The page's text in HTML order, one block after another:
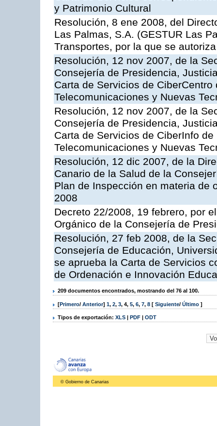
y Patrimonio Cultural
Resolución, 8 ene 2008, del
Las Palmas, S.A. (GESTUR Las
Transportes, por la que se
Resolución, 12 nov 2007, de la
Consejería de Presidencia,
Carta de Servicios de
Telecomunicaciones y Nuevas
Resolución, 12 nov 2007, de la
Consejería de Presidencia,
Carta de Servicios de CiberInfo
Telecomunicaciones y Nuevas
Resolución, 12 dic 2007, de la
Canario de la Salud de la
Plan de Inspección en materia de
2008
Decreto 22/2008, 19 febrero, por
Orgánico de la Consejería de
Resolución, 27 feb 2008, de la
Consejería de Educación,
se aprueba la Carta de Servicios
de Ordenación e Innovación
209 documentos encontrados, mostrando del 76 al 100.
[Primero/ Anterior] 1, 2, 3, 4, 5, 6, 7, 8 [ Siguiente/ Último ]
Tipos de exportación: XLS | PDF | ODT
© Gobierno de Canarias